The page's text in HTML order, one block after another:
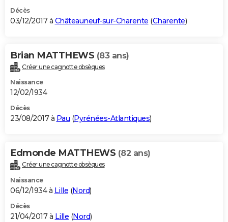
Décès
03/12/2017 à Châteauneuf-sur-Charente (Charente)
Brian MATTHEWS (83 ans)
Créer une cagnotte obsèques
Naissance
12/02/1934
Décès
23/08/2017 à Pau (Pyrénées-Atlantiques)
Edmonde MATTHEWS (82 ans)
Créer une cagnotte obsèques
Naissance
06/12/1934 à Lille (Nord)
Décès
21/04/2017 à Lille (Nord)